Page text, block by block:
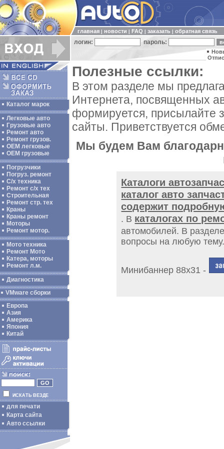
главная новости FAQ заказать обратная связь
логин: пароль:
Каталог марок
Легковые авто
Грузовые авто
Ремонт авто
Ремонт грузов.
ОЕМ легковые
OEM грузовые
Погрузчики
Погруз. ремонт
С/х техника
Ремонт с/х тех
Строительная
Ремонт стр. тех
Краны
Краны ремонт
Моторы
Ремонт мотор.
Мото техника
Ремонт Мото
Катера, моторы
Ремонт л.м.
Диагностика
VMware сборки
Европа
Азия
Америка
Япония
Китай
ИСКАТЬ ВЕЗДЕ
для печати
Карта сайта
Авто ссылки
Полезные ссылки:
В этом разделе мы
Интернета, посвященных
формируется, присылайте
сайты. Приветствуется
Мы будем Вам
Каталоги
каталог авто
содержит
. В каталогах по
автомобилей. В
вопросы на любую
Минибаннер 88х31 -